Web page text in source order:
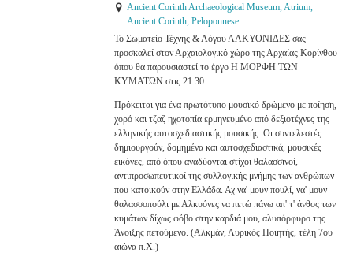
Ancient Corinth Archaeological Museum, Atrium,
Ancient Corinth, Peloponnese
Το Σωματείο Τέχνης & Λόγου ΑΛΚΥΟΝΙΔΕΣ σας
προσκαλεί στον Αρχαιολογικό χώρο της Αρχαίας Κορίνθου
όπου θα παρουσιαστεί το έργο Η ΜΟΡΦΗ ΤΩΝ
ΚΥΜΑΤΩΝ στις 21:30
Πρόκειται για ένα πρωτότυπο μουσικό δρώμενο με ποίηση,
χορό και τζαζ ηχοτοπία ερμηνευμένο από δεξιοτέχνες της
ελληνικής αυτοσχεδιαστικής μουσικής. Οι συντελεστές
δημιουργούν, δομημένα και αυτοσχεδιαστικά, μουσικές
εικόνες, από όπου αναδύονται στίχοι θαλασσινοί,
αντιπροσωπευτικοί της συλλογικής μνήμης των ανθρώπων
που κατοικούν στην Ελλάδα. Αχ να' μουν πουλί, να' μουν
θαλασσοπούλι με Αλκυόνες να πετώ πάνω απ' τ' άνθος των
κυμάτων δίχως φόβο στην καρδιά μου, αλυπόρφυρο της
Άνοιξης πετούμενο. (Αλκμάν, Λυρικός Ποιητής, τέλη 7ου
αιώνα π.Χ.)